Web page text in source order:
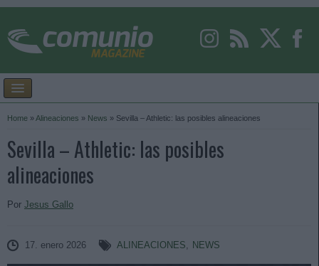
Home »Alineaciones » News » Sevilla – Athletic: las posibles alineaciones
Sevilla – Athletic: las posibles
alineaciones
Por Jesus Gallo
17. enero 2026 ALINEACIONES, NEWS